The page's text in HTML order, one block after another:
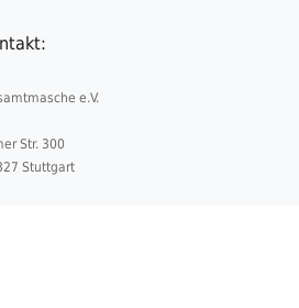
e.V.
Str. 300
Stuttgart